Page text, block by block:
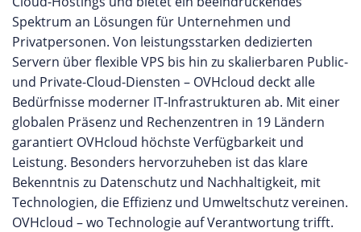
Spektrum an Lösungen für Unternehmen und
Privatpersonen. Von leistungsstarken dedizierten
Servern über flexible VPS bis hin zu skalierbaren Public-
und Private-Cloud-Diensten – OVHcloud deckt alle
Bedürfnisse moderner IT-Infrastrukturen ab. Mit einer
globalen Präsenz und Rechenzentren in 19 Ländern
garantiert OVHcloud höchste Verfügbarkeit und
Leistung. Besonders hervorzuheben ist das klare
Bekenntnis zu Datenschutz und Nachhaltigkeit, mit
Technologien, die Effizienz und Umweltschutz vereinen.
OVHcloud – wo Technologie auf Verantwortung trifft.